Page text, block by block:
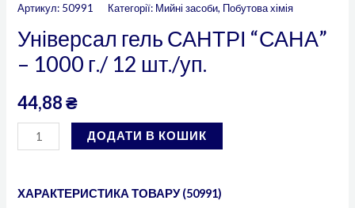
Артикул: 50991 Категорії: Мийні засоби, Побутова хімія
Універсал гель САНТРІ “САНА”
– 1000 г./ 12 шт./уп.
44,88₴
ДОДАТИ В КОШИК
ХАРАКТЕРИСТИКА ТОВАРУ (50991)